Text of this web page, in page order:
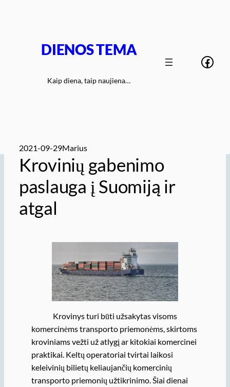
DIENOS TEMA
Kaip diena, taip naujiena…
2021-09-29Marius
Krovinių gabenimo
paslauga į Suomiją ir
atgal
Krovinys turi būti užsakytas visoms
komercinėms transporto priemonėms, skirtoms
kroviniams vežti už atlygį ar kitokiai komercinei
praktikai. Keltų operatoriai tvirtai laikosi
keleivinių bilietų keliaujančių komercinių
transporto priemonių užtikrinimo. Šiai dienai